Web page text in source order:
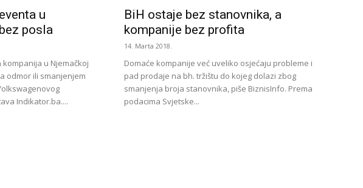
u
posla
u Njemačkoj
odmor ili smanjenjem
Indikator.ba....
BiH ostaje bez stanovnika, a
kompanije bez profita
14. Marta 2018.
Domaće kompanije već uveliko osjećaju probleme i
pad prodaje na bh. tržištu do kojeg dolazi zbog
smanjenja broja stanovnika, piše BiznisInfo. Prema
podacima Svjetske...